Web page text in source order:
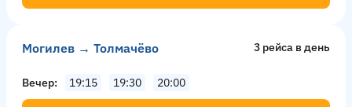
Могилев → Толмачёво 3 рейсa в день
Вечер 19:15 19:30 20:00